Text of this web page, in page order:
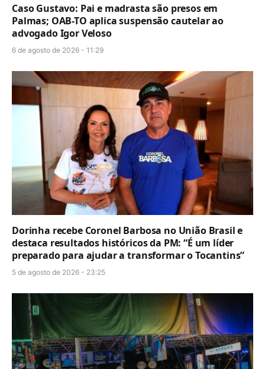
Caso Gustavo: Pai e madrasta são presos em
Palmas; OAB-TO aplica suspensão cautelar ao
advogado Igor Veloso
6 de agosto de 2026 - 11:29
Dorinha recebe Coronel Barbosa no União Brasil e
destaca resultados históricos da PM: “É um líder
preparado para ajudar a transformar o Tocantins”
5 de agosto de 2026 - 23:25